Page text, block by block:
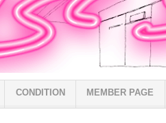
CONDITION MEMBER PAGE